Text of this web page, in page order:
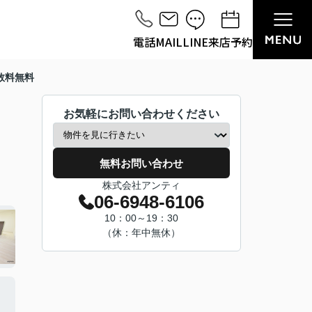
電話MAILLINE来店予約
料無料
お気軽にお問い合わせください
無料お問い合わせ
株式会社アンティ
06-6948-6106
10：00～19：30
（休：年中無休）